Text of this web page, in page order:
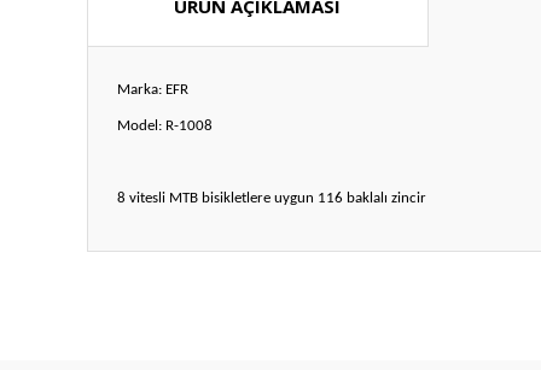
ÜRÜN AÇIKLAMASI
Marka: EFR
Model: R-1008
8 vitesli MTB bisikletlere uygun 116 baklalı zincir